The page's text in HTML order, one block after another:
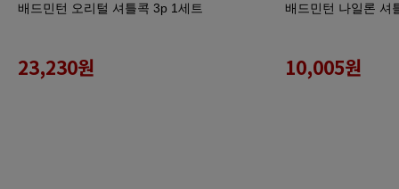
배드민턴 오리털 셔틀콕 3p 1세트
23,230원
배드민턴 나일론 셔
10,005원